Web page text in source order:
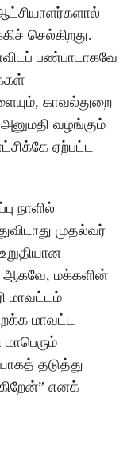
செல்கிறது.
பண்பாடாகவே
காவல்துறை
வழங்கும்
ஏற்பட்ட
நாளில்
முதல்வர்
ஆகவே, மக்களின்
மாவட்டம்
மாவட்ட
தடுத்து
எனக்